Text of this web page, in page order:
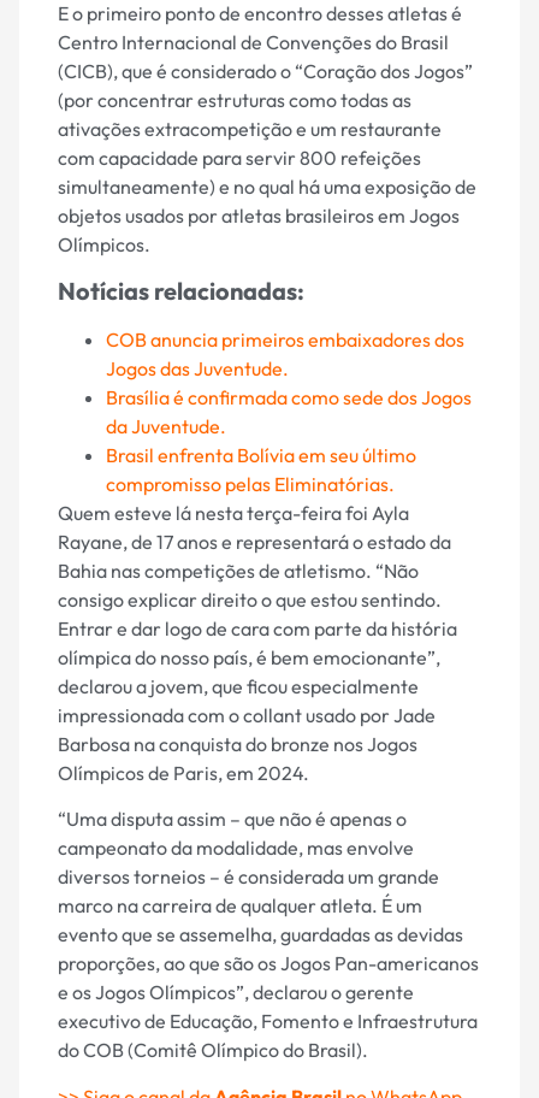
E o primeiro ponto de encontro desses atletas é
Centro Internacional de Convenções do Brasil
(CICB), que é considerado o “Coração dos Jogos”
(por concentrar estruturas como todas as
ativações extracompetição e um restaurante
com capacidade para servir 800 refeições
simultaneamente) e no qual há uma exposição de
objetos usados por atletas brasileiros em Jogos
Olímpicos.
Notícias relacionadas:
COB anuncia primeiros embaixadores dos
Jogos das Juventude.
Brasília é confirmada como sede dos Jogos
da Juventude.
Brasil enfrenta Bolívia em seu último
compromisso pelas Eliminatórias.
Quem esteve lá nesta terça-feira foi Ayla
Rayane, de 17 anos e representará o estado da
Bahia nas competições de atletismo. “Não
consigo explicar direito o que estou sentindo.
Entrar e dar logo de cara com parte da história
olímpica do nosso país, é bem emocionante”,
declarou a jovem, que ficou especialmente
impressionada com o collant usado por Jade
Barbosa na conquista do bronze nos Jogos
Olímpicos de Paris, em 2024.
“Uma disputa assim – que não é apenas o
campeonato da modalidade, mas envolve
diversos torneios – é considerada um grande
marco na carreira de qualquer atleta. É um
evento que se assemelha, guardadas as devidas
proporções, ao que são os Jogos Pan-americanos
e os Jogos Olímpicos”, declarou o gerente
executivo de Educação, Fomento e Infraestrutura
do COB (Comitê Olímpico do Brasil).